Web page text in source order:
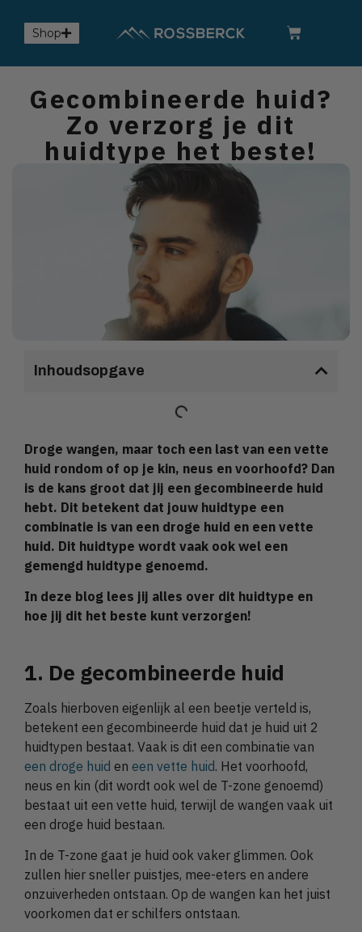
Shop
Gecombineerde huid?
Zo verzorg je dit
huidtype het beste!
Inhoudsopgave
Droge wangen, maar toch een last van een vette
huid rondom of op je kin, neus en voorhoofd? Dan
is de kans groot dat jij een gecombineerde huid
hebt. Dit betekent dat jouw huidtype een
combinatie is van een droge huid en een vette
huid. Dit huidtype wordt vaak ook wel een
gemengd huidtype genoemd.
In deze blog lees jij alles over dit huidtype en
hoe jij dit het beste kunt verzorgen!
1. De gecombineerde huid
Zoals hierboven eigenlijk al een beetje verteld is,
betekent een gecombineerde huid dat je huid uit 2
huidtypen bestaat. Vaak is dit een combinatie van
een droge huid en een vette huid. Het voorhoofd,
neus en kin (dit wordt ook wel de T-zone genoemd)
bestaat uit een vette huid, terwijl de wangen vaak uit
een droge huid bestaan.
In de T-zone gaat je huid ook vaker glimmen. Ook
zullen hier sneller puistjes, mee-eters en andere
onzuiverheden ontstaan. Op de wangen kan het juist
voorkomen dat er schilfers ontstaan.